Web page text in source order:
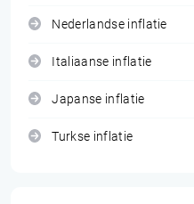
Nederlandse inflatie
Italiaanse inflatie
Japanse inflatie
Turkse inflatie